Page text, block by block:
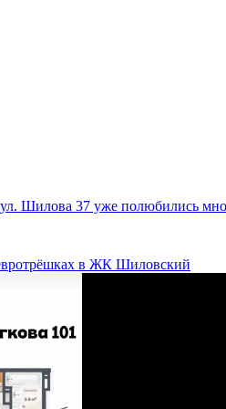
Шилова 37 уже полюбились
в ЖК Шиловский